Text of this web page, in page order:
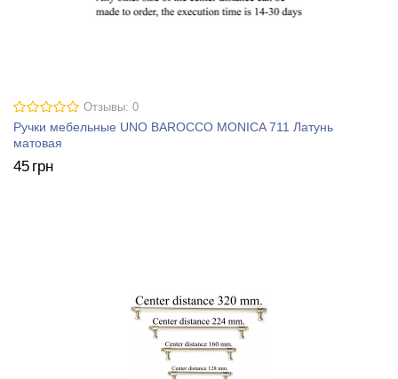
Отзывы: 0
Ручки мебельные UNO BAROCCO MONICA 711 Латунь
матовая
45 грн